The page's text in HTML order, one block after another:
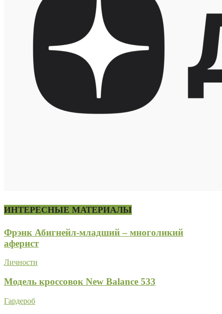
ИНТЕРЕСНЫЕ МАТЕРИАЛЫ
Фрэнк Абигнейл-младший – многоликий
аферист
Личности
Модель кроссовок New Balance 533
Гардероб